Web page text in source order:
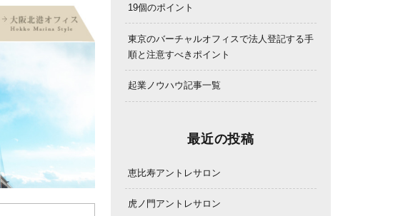
19個のポイント
東京のバーチャルオフィスで法人登記する手
順と注意すべきポイント
起業ノウハウ記事一覧
最近の投稿
恵比寿アントレサロン
虎ノ門アントレサロン